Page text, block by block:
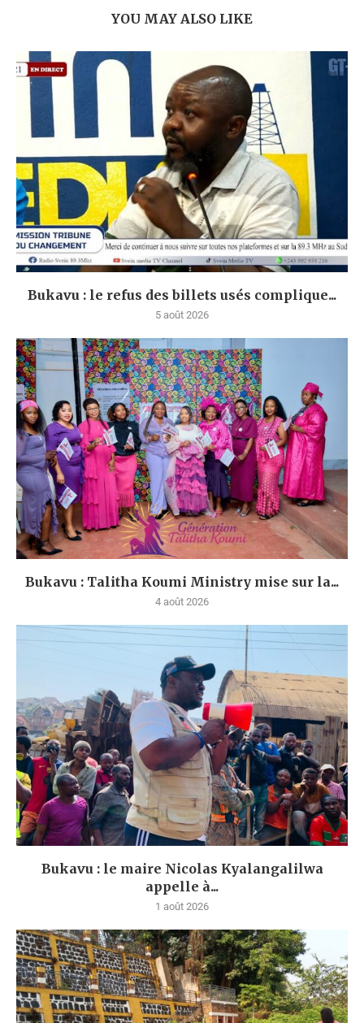
YOU MAY ALSO LIKE
Bukavu : le refus des billets usés complique...
5 août 2026
Bukavu : Talitha Koumi Ministry mise sur la...
4 août 2026
Bukavu : le maire Nicolas Kyalangalilwa
appelle à...
1 août 2026